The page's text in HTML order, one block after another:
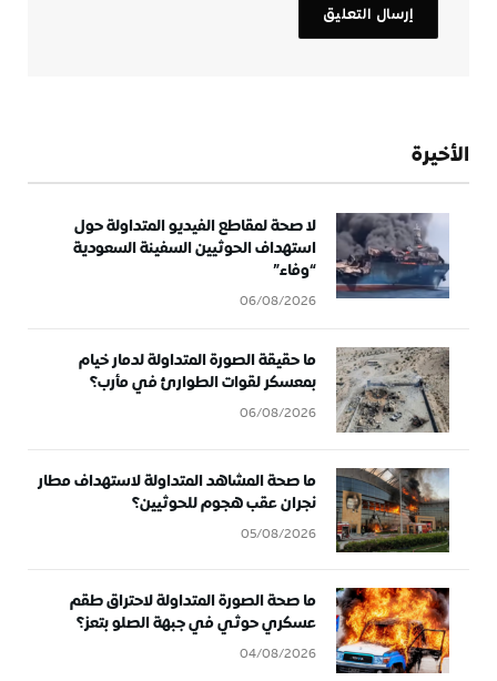
الأخيرة
لا صحة لمقاطع الفيديو المتداولة حول
استهداف الحوثيين السفينة السعودية
“وفاء”
06/08/2026
ما حقيقة الصورة المتداولة لدمار خيام
بمعسكر لقوات الطوارئ في مأرب؟
06/08/2026
ما صحة المشاهد المتداولة لاستهداف مطار
نجران عقب هجوم للحوثيين؟
05/08/2026
ما صحة الصورة المتداولة لاحتراق طقم
عسكري حوثي في جبهة الصلو بتعز؟
04/08/2026